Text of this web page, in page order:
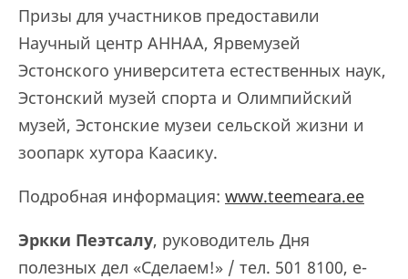
Призы для участников предоставили
Научный центр AHHAA, Ярвемузей
Эстонского университета естественных наук,
Эстонский музей спорта и Олимпийский
музей, Эстонские музеи сельской жизни и
зоопарк хутора Каасику.
Подробная информация: www.teemeara.ee
Эркки Пеэтсалу, руководитель Дня
полезных дел «Сделаем!» / тел. 501 8100, e-